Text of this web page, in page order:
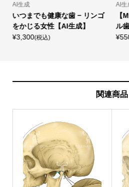
AI生成
いつまでも健康な歯 − リンゴ
をかじる女性【AI生成】
¥3,300(税込)
AI生
【
ル
関連商品